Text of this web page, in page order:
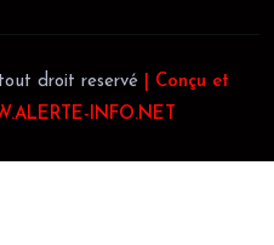
tout droit reservé
| Conçu et
INFO.NET